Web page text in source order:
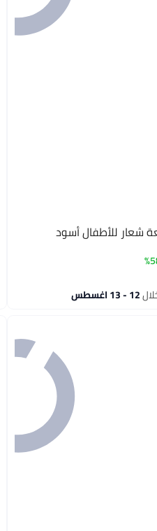
للأطفال أسود
12 - 13 اغسطس